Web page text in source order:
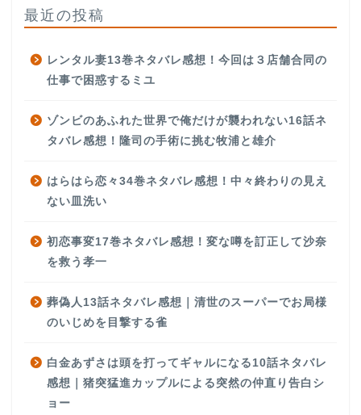
最近の投稿
レンタル妻13巻ネタバレ感想！今回は３店舗合同の
仕事で困惑するミユ
ゾンビのあふれた世界で俺だけが襲われない16話ネ
タバレ感想！隆司の手術に挑む牧浦と雄介
はらはら恋々34巻ネタバレ感想！中々終わりの見え
ない皿洗い
初恋事変17巻ネタバレ感想！変な噂を訂正して沙奈
を救う孝一
葬偽人13話ネタバレ感想｜清世のスーパーでお局様
のいじめを目撃する雀
白金あずさは頭を打ってギャルになる10話ネタバレ
感想｜猪突猛進カップルによる突然の仲直り告白シ
ョー